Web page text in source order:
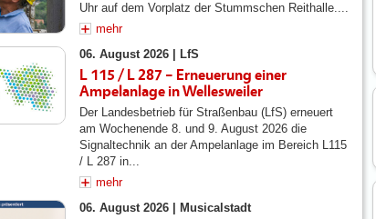
Uhr auf dem Vorplatz der Stummschen Reithalle....
mehr
06. August 2026 |
LfS
L 115 / L 287 – Erneuerung einer
Ampelanlage in Wellesweiler
Der Landesbetrieb für Straßenbau (LfS) erneuert
am Wochenende 8. und 9. August 2026 die
Signaltechnik an der Ampelanlage im Bereich L115
/ L 287 in...
mehr
06. August 2026 |
Musicalstadt